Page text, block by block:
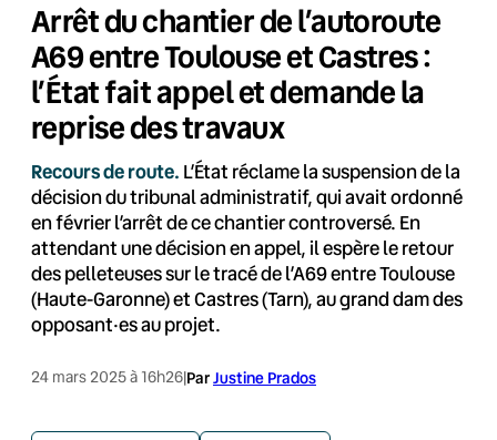
Arrêt du chantier de l’autoroute
A69 entre Toulouse et Castres :
l’État fait appel et demande la
reprise des travaux
Recours de route. L’État réclame la suspension de la
décision du tribunal administratif, qui avait ordonné
en février l’arrêt de ce chantier controversé. En
attendant une décision en appel, il espère le retour
des pelleteuses sur le tracé de l’A69 entre Toulouse
(Haute-Garonne) et Castres (Tarn), au grand dam des
opposant·es au projet.
24 mars 2025 à 16h26|ParJustine Prados